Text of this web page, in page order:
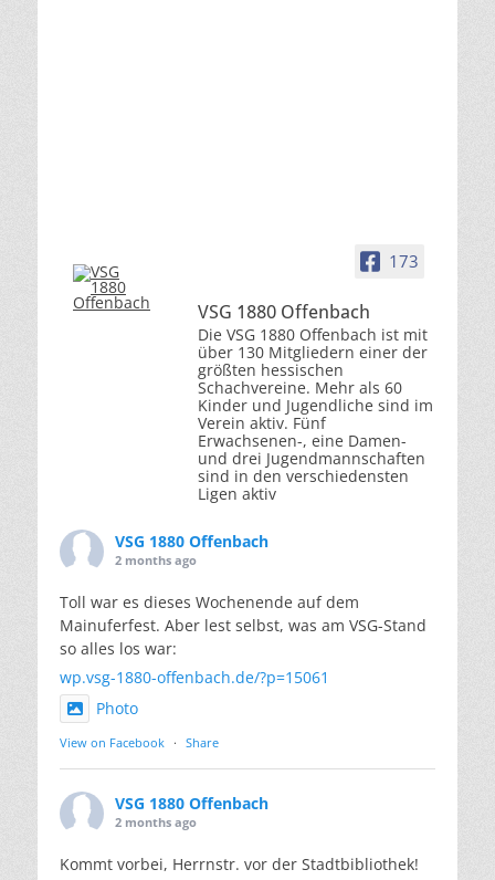
173
VSG 1880 Offenbach
Die VSG 1880 Offenbach ist mit
über 130 Mitgliedern einer der
größten hessischen
Schachvereine. Mehr als 60
Kinder und Jugendliche sind im
Verein aktiv. Fünf
Erwachsenen-, eine Damen-
und drei Jugendmannschaften
sind in den verschiedensten
Ligen aktiv
VSG 1880 Offenbach
2 months ago
Toll war es dieses Wochenende auf dem
Mainuferfest. Aber lest selbst, was am VSG-Stand
so alles los war:
wp.vsg-1880-offenbach.de/?p=15061
Photo
View on Facebook · Share
VSG 1880 Offenbach
2 months ago
Kommt vorbei, Herrnstr. vor der Stadtbibliothek!